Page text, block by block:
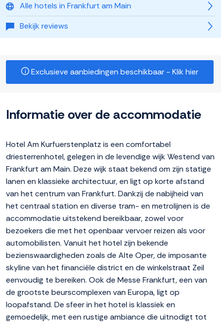
Alle hotels in Frankfurt am Main
Bekijk reviews
Exclusieve aanbiedingen beschikbaar - Klik hier
Informatie over de accommodatie
Hotel Am Kurfuerstenplatz is een comfortabel
driesterrenhotel, gelegen in de levendige wijk Westend van
Frankfurt am Main. Deze wijk staat bekend om zijn statige
lanen en klassieke architectuur, en ligt op korte afstand
van het centrum van Frankfurt. Dankzij de nabijheid van
het centraal station en diverse tram- en metrolijnen is de
accommodatie uitstekend bereikbaar, zowel voor
bezoekers die met het openbaar vervoer reizen als voor
automobilisten. Vanuit het hotel zijn bekende
bezienswaardigheden zoals de Alte Oper, de imposante
skyline van het financiële district en de winkelstraat Zeil
eenvoudig te bereiken. Ook de Messe Frankfurt, een van
de grootste beurscomplexen van Europa, ligt op
loopafstand. De sfeer in het hotel is klassiek en
gemoedelijk, met een rustige ambiance die uitnodigt tot